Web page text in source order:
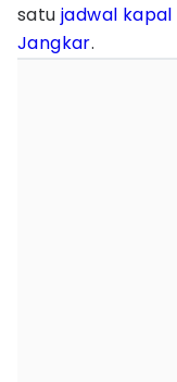
satu jadwal kapal
Jangkar.